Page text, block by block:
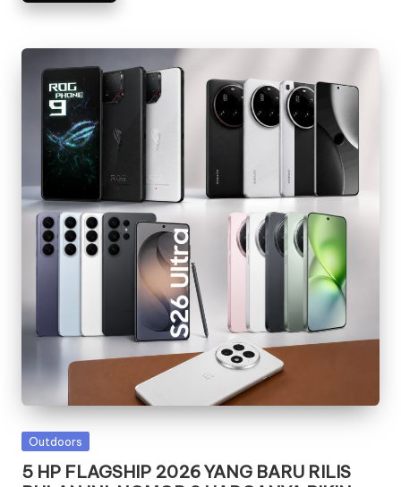
Posted
Outdoors
5 HP FLAGSHIP 2026 YANG BARU RILIS